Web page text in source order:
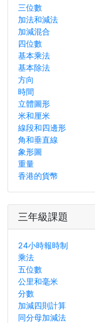
三位數
加法和減法
加減混合
四位數
基本乘法
基本除法
方向
時間
立體圖形
米和厘米
線段和四邊形
角和垂直線
象形圖
重量
香港的貨幣
三年級課題
24小時報時制
乘法
五位數
公里和毫米
分數
加減四則計算
同分母加減法